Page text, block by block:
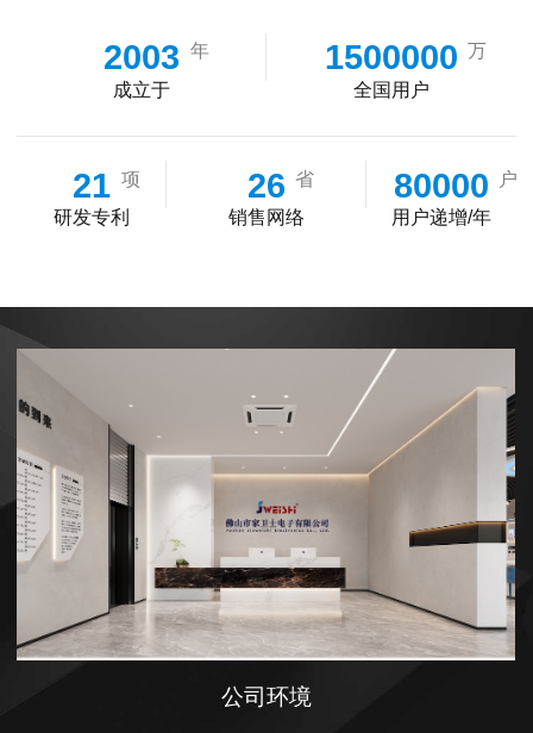
2003 年
成立于
1500000 万
全国用户
21 项
研发专利
26 省
销售网络
80000
户
用户递增/年
公司环境